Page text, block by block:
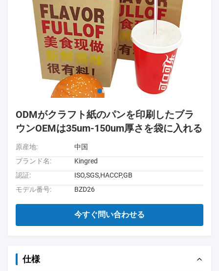
ODMがクラフト紙のパンを印刷したブラ
ウンOEMは35um-150um厚さを袋に入れる
原産地:
中国
ブランド名:
Kingred
認証:
ISO,SGS,HACCP,GB
モデル番号:
BZD26
今すぐ問い合わせる
仕様